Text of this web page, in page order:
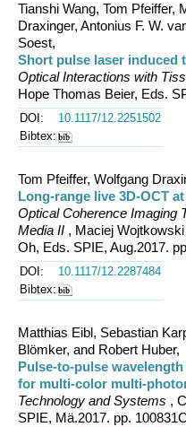
Tianshi Wang, Tom Pfeiffer,
Draxinger, Antonius F. W.
Soest,
Short pulse laser induced
Optical Interactions with
Hope Thomas Beier, Eds.
DOI:
10.1117/12.2251502
Bibtex:
Tom Pfeiffer, Wolfgang
Long-range live 3D-OCT
Optical Coherence Imaging
Media II , Maciej
Oh, Eds. SPIE, Aug.2017.
DOI:
10.1117/12.2287484
Bibtex:
Matthias Eibl, Sebastian
Blömker, and Robert Huber,
Pulse-to-pulse
for multi-color multi-
Technology and Systems ,
SPIE, Mä.2017. pp.